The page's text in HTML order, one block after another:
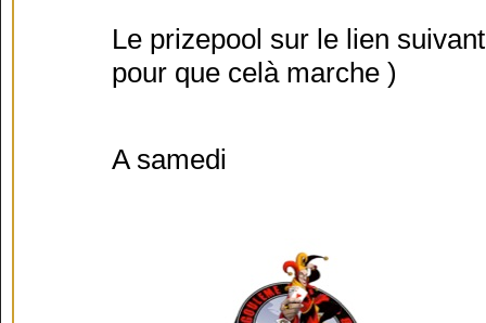
Le prizepool sur le lien
pour que celà marche )
A samedi